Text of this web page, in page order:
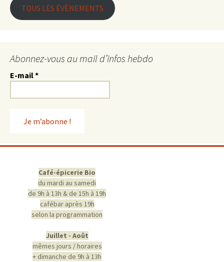
TOUS LES ÉVÈNEMENTS
Abonnez-vous au mail d’infos hebdo
E-mail*
Café-épicerie Bio
du mardi au samedi
de 9h à 13h & de 15h à 19h
cafébar après 19h
selon la programmation
Juillet - Août
mêmes jours / horaires
+ dimanche de 9h à 13h